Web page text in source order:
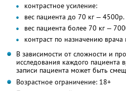
контрастное усиление:
вес пациента до 70 кг — 4500р.
вес пациента более 70 кг —
контраст по назначению
В зависимости от сложности и
исследования каждого пациента
записи пациента может быть
Возрастное ограничение: 18+